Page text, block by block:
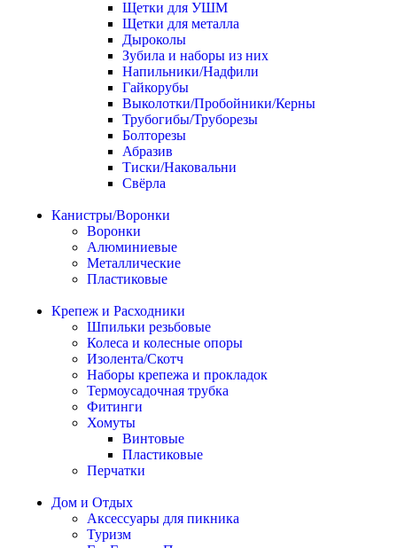
Щетки для УШМ
Щетки для металла
Дыроколы
Зубила и наборы из них
Напильники/Надфили
Гайкорубы
Выколотки/Пробойники/Керны
Трубогибы/Труборезы
Болторезы
Абразив
Тиски/Наковальни
Свёрла
Канистры/Воронки
Воронки
Алюминиевые
Металлические
Пластиковые
Крепеж и Расходники
Шпильки резьбовые
Колеса и колесные опоры
Изолента/Скотч
Наборы крепежа и прокладок
Термоусадочная трубка
Фитинги
Хомуты
Винтовые
Пластиковые
Перчатки
Дом и Отдых
Аксессуары для пикника
Туризм